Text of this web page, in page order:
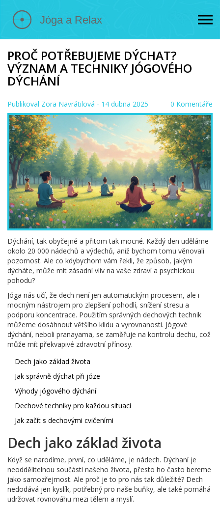
PROČ POTŘEBUJEME DÝCHAT?
VÝZNAM A TECHNIKY JÓGOVÉHO
DÝCHÁNÍ
Publikoval Zora Navrátilová - 14 dubna 2025 0 Komentáře
Dýchání, tak obyčejné a přitom tak mocné. Každý den uděláme
okolo 20 000 nádechů a výdechů, aniž bychom tomu věnovali
pozornost. Ale co kdybychom vám řekli, že způsob, jakým
dýcháte, může mít zásadní vliv na vaše zdraví a psychickou
pohodu?
Jóga nás učí, že dech není jen automatickým procesem, ale i
mocným nástrojem pro zlepšení pohodlí, snížení stresu a
podporu koncentrace. Použitím správných dechových technik
můžeme dosáhnout většího klidu a vyrovnanosti. Jógové
dýchání, neboli pranayama, se zaměřuje na kontrolu dechu, což
může mít překvapivé zdravotní přínosy.
Dech jako základ života
Jak správně dýchat při józe
Výhody jógového dýchání
Dechové techniky pro každou situaci
Jak začít s dechovými cvičeními
Dech jako základ života
Když se narodíme, první, co uděláme, je nádech. Dýchaní je
neoddělitelnou součástí našeho života, přesto ho často bereme
jako samozřejmost. Ale proč je to pro nás tak důležité? Dech
nedodává jen kyslík, potřebný pro naše buňky, ale také pomáhá
udržovat rovnováhu mezi tělem a myslí.